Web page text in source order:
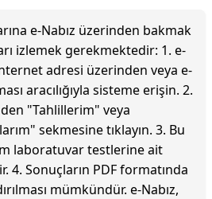
e-Nabız üzerinden bakmak
izlemek gerekmektedir: 1. e-
adresi üzerinden veya e-
aracılığıyla sisteme erişin. 2.
"Tahlillerim" veya
sekmesine tıklayın. 3. Bu
laboratuvar testlerine ait
4. Sonuçların PDF formatında
mümkündür. e-Nabız,